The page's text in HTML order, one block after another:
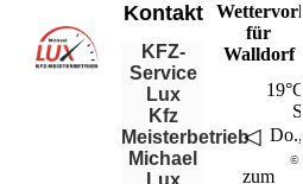
Kontakt
KFZ-
Service
Lux
Kfz
Meisterbetrieb
Michael
Lux
für
Walldorf
◁
©
zum